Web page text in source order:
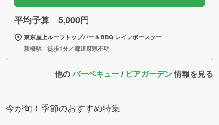
平均予算 5,000円
東京屋上ルーフトップバー＆BBQ レインボースター
新橋駅 徒歩1分／都道府県不明
他のバーベキュー/ ビアガーデン情報を見る
今が旬！季節のおすすめ特集